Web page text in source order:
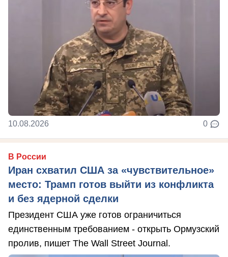
10.08.2026 0
В России
Иран схватил США за «чувствительное»
место: Трамп готов выйти из конфликта
и без ядерной сделки
Президент США уже готов ограничиться
единственным требованием - открыть Ормузский
пролив, пишет The Wall Street Journal.